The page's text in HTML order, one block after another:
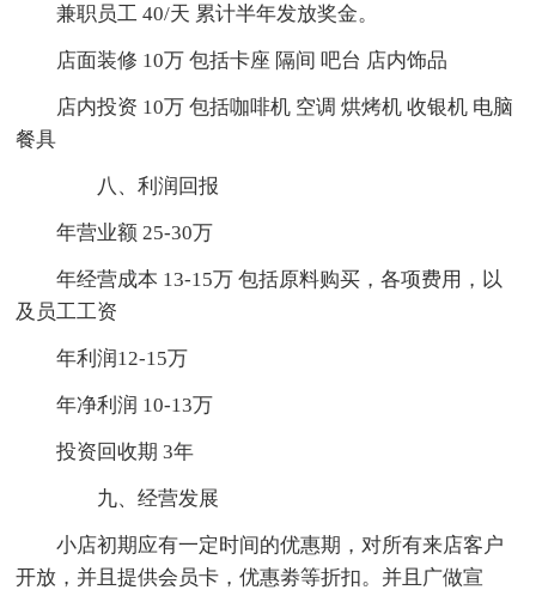
兼职员工 40/天 累计半年发放奖金。
店面装修 10万 包括卡座 隔间 吧台 店内饰品
店内投资 10万 包括咖啡机 空调 烘烤机 收银机 电脑
餐具
八、利润回报
年营业额 25-30万
年经营成本 13-15万 包括原料购买，各项费用，以
及员工工资
年利润12-15万
年净利润 10-13万
投资回收期 3年
九、经营发展
小店初期应有一定时间的优惠期，对所有来店客户
开放，并且提供会员卡，优惠劵等折扣。并且广做宣